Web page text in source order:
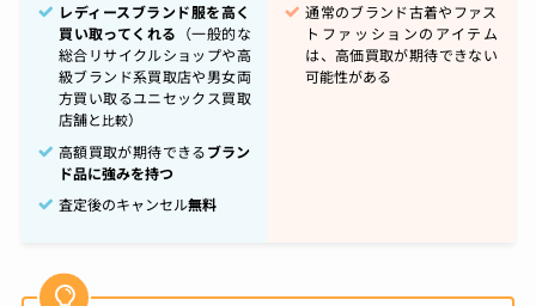
レディースブランド服を高く
買い取ってくれる （一般的な
総合リサイクルショップや高
級ブランド系買取店や男女両
方買い取るユニセックス買取
店舗と比較）
高額買取が期待できるブラン
ド品に強みを持つ
査定後のキャンセル無料
通常のブランド古着やファス
トファッションのアイテム
は、高価買取が期待できない
可能性がある